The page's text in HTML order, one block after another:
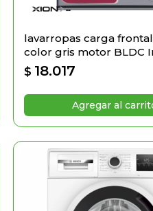
lavarropas carga
color gris motor BLDC
$ 18.017